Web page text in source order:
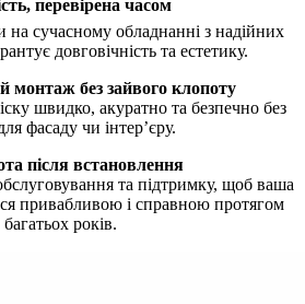
перевірена часом
на сучасному обладнанні з надійних
довговічність та естетику.
монтаж без зайвого клопоту
швидко, акуратно та безпечно без
фасаду чи інтер’єру.
після встановлення
та підтримку, щоб ваша
привабливою і справною протягом
багатьох років.